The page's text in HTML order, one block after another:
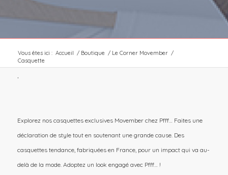
Vous êtes ici : Accueil / Boutique / Le Corner Movember /
Casquette
.
Explorez nos casquettes exclusives Movember chez Pfff… Faites une
déclaration de style tout en soutenant une grande cause. Des
casquettes tendance, fabriquées en France, pour un impact qui va au-
delà de la mode. Adoptez un look engagé avec Pfff… !